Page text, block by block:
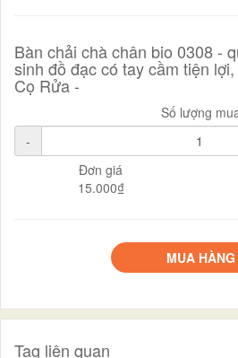
Bàn chải chà chân bio 0308 -
sinh đồ đạc có tay cầm tiện
Cọ Rửa -
Số lượng
-
Đơn giá
15.000₫
MUA HÀNG
Tag liên quan